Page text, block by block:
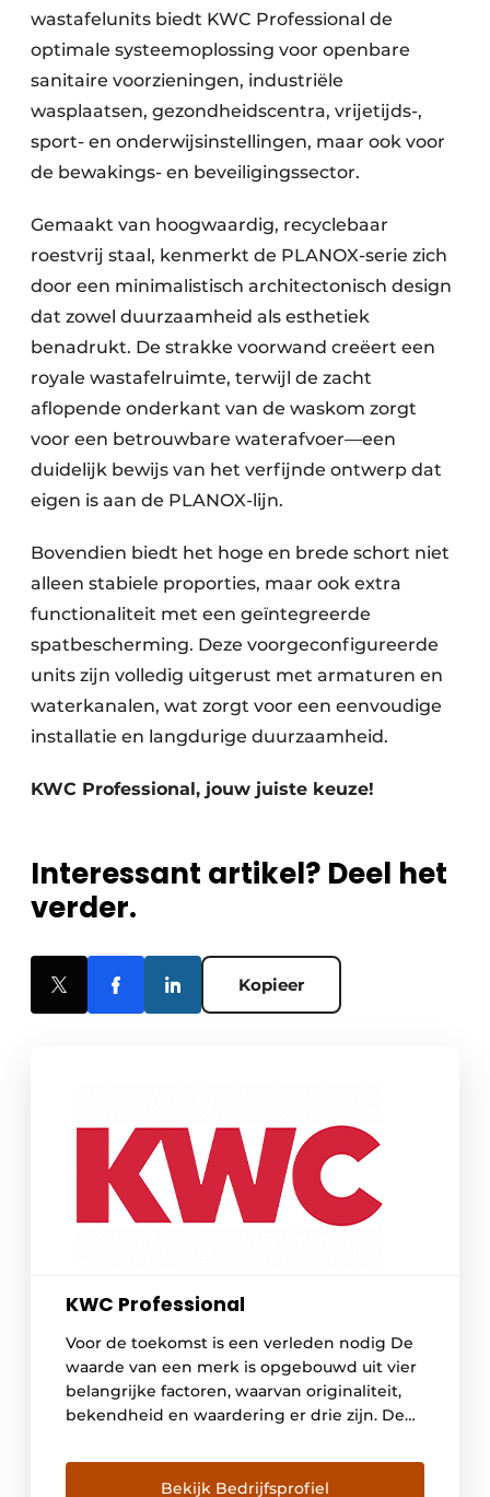
wastafelunits biedt KWC Professional de
optimale systeemoplossing voor openbare
sanitaire voorzieningen, industriële
wasplaatsen, gezondheidscentra, vrijetijds-,
sport- en onderwijsinstellingen, maar ook voor
de bewakings- en beveiligingssector.
Gemaakt van hoogwaardig, recyclebaar
roestvrij staal, kenmerkt de PLANOX-serie zich
door een minimalistisch architectonisch design
dat zowel duurzaamheid als esthetiek
benadrukt. De strakke voorwand creëert een
royale wastafelruimte, terwijl de zacht
aflopende onderkant van de waskom zorgt
voor een betrouwbare waterafvoer—een
duidelijk bewijs van het verfijnde ontwerp dat
eigen is aan de PLANOX-lijn.
Bovendien biedt het hoge en brede schort niet
alleen stabiele proporties, maar ook extra
functionaliteit met een geïntegreerde
spatbescherming. Deze voorgeconfigureerde
units zijn volledig uitgerust met armaturen en
waterkanalen, wat zorgt voor een eenvoudige
installatie en langdurige duurzaamheid.
KWC Professional, jouw juiste keuze!
Interessant artikel? Deel het
verder.
Kopieer
KWC Professional
Voor de toekomst is een verleden nodig De
waarde van een merk is opgebouwd uit vier
belangrijke factoren, waarvan originaliteit,
bekendheid en waardering er drie zijn. De
over een langere periode absoluut
hoogwaardig en betrouwbaar moet blijken
Bekijk Bedrijfsprofiel